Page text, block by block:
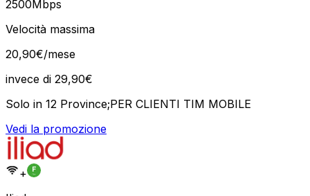
2500 Mbps
Velocità massima
20,90€/mese
invece di 29,90€
Solo in 12 Province;PER CLIENTI TIM MOBILE
Vedi la promozione
+